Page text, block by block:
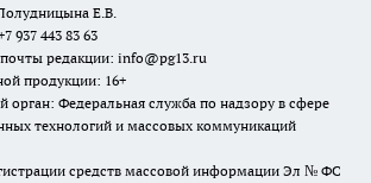
Е.В.
937 443 83 63
редакции: info@pg13.ru
продукции: 16+
орган: Федеральная служба по надзору в сфере
технологий и массовых коммуникаций
средств массовой информации Эл № ФС